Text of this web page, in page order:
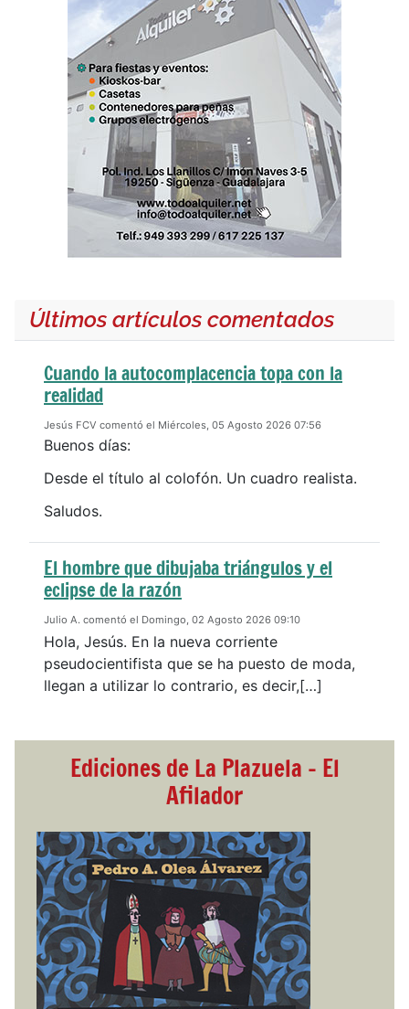
Últimos artículos comentados
Cuando la autocomplacencia topa con la
realidad
Jesús FCV comentó el Miércoles, 05 Agosto 2026 07:56
Buenos días:
Desde el título al colofón. Un cuadro realista.
Saludos.
El hombre que dibujaba triángulos y el
eclipse de la razón
Julio A. comentó el Domingo, 02 Agosto 2026 09:10
Hola, Jesús. En la nueva corriente
pseudocientifista que se ha puesto de moda,
llegan a utilizar lo contrario, es decir,[…]
Ediciones de La Plazuela - El
Afilador